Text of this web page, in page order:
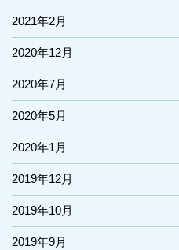
2021年2月
2020年12月
2020年7月
2020年5月
2020年1月
2019年12月
2019年10月
2019年9月